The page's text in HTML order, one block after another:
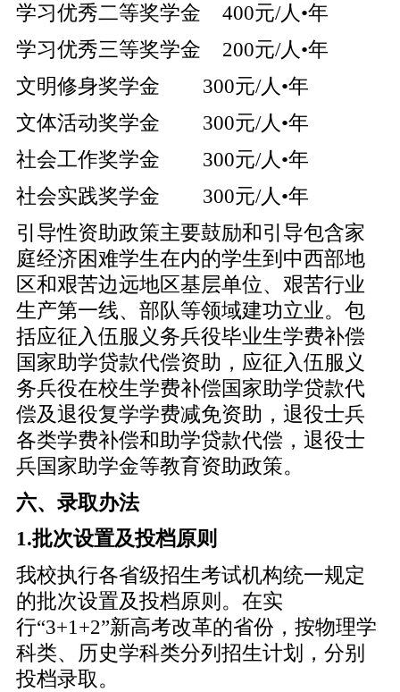
学习优秀二等奖学金 400元/人•年
学习优秀三等奖学金 200元/人•年
文明修身奖学金 300元/人•年
文体活动奖学金 300元/人•年
社会工作奖学金 300元/人•年
社会实践奖学金 300元/人•年
引导性资助政策主要鼓励和引导包含家
庭经济困难学生在内的学生到中西部地
区和艰苦边远地区基层单位、艰苦行业
生产第一线、部队等领域建功立业。包
括应征入伍服义务兵役毕业生学费补偿
国家助学贷款代偿资助，应征入伍服义
务兵役在校生学费补偿国家助学贷款代
偿及退役复学学费减免资助，退役士兵
各类学费补偿和助学贷款代偿，退役士
兵国家助学金等教育资助政策。
六、录取办法
1.批次设置及投档原则
我校执行各省级招生考试机构统一规定
的批次设置及投档原则。在实
行“3+1+2”新高考改革的省份，按物理学
科类、历史学科类分列招生计划，分别
投档录取。